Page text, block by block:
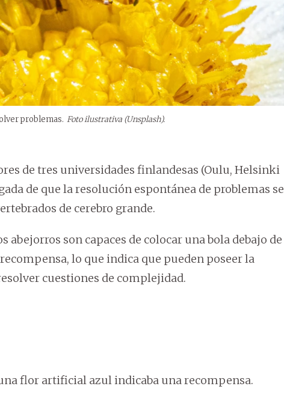
problemas. Foto ilustrativa (Unsplash).
de tres universidades finlandesas (Oulu, Helsinki
de que la resolución espontánea de problemas se
de cerebro grande.
abejorros son capaces de colocar una bola debajo de
lo que indica que pueden poseer la
cuestiones de complejidad.
flor artificial azul indicaba una recompensa.